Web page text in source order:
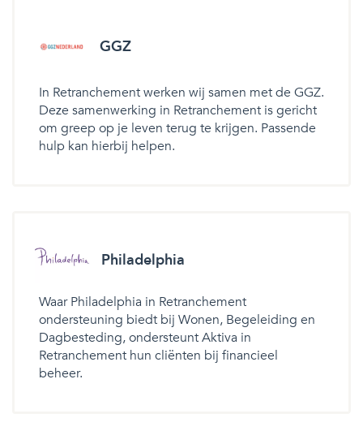
GGZ
In Retranchement werken wij samen met de GGZ.
Deze samenwerking in Retranchement is gericht
om greep op je leven terug te krijgen. Passende
hulp kan hierbij helpen.
Philadelphia
Waar Philadelphia in Retranchement
ondersteuning biedt bij Wonen, Begeleiding en
Dagbesteding, ondersteunt Aktiva in
Retranchement hun cliënten bij financieel
beheer.